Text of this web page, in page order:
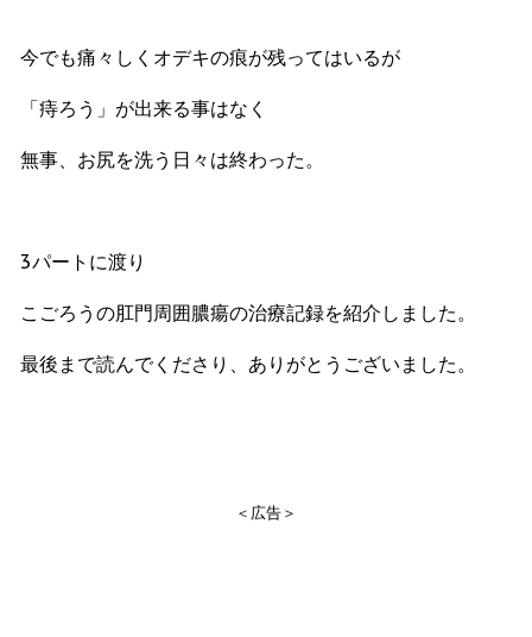
今でも痛々しくオデキの痕が残ってはいるが
「痔ろう」が出来る事はなく
無事、お尻を洗う日々は終わった。
3パートに渡り
こごろうの肛門周囲膿瘍の治療記録を紹介しました。
最後まで読んでくださり、ありがとうございました。
＜広告＞